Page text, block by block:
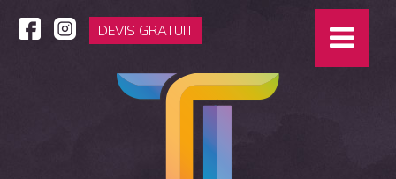
DEVIS GRATUIT